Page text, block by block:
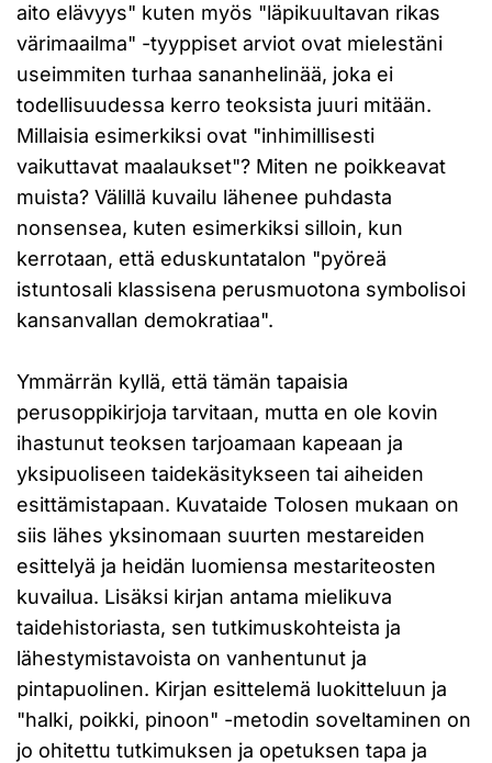
aito elävyys" kuten myös "läpikuultavan rikas
värimaailma" -tyyppiset arviot ovat mielestäni
useimmiten turhaa sananhelinää, joka ei
todellisuudessa kerro teoksista juuri mitään.
Millaisia esimerkiksi ovat "inhimillisesti
vaikuttavat maalaukset"? Miten ne poikkeavat
muista? Välillä kuvailu lähenee puhdasta
nonsensea, kuten esimerkiksi silloin, kun
kerrotaan, että eduskuntatalon "pyöreä
istuntosali klassisena perusmuotona symbolisoi
kansanvallan demokratiaa".
Ymmärrän kyllä, että tämän tapaisia
perusoppikirjoja tarvitaan, mutta en ole kovin
ihastunut teoksen tarjoamaan kapeaan ja
yksipuoliseen taidekäsitykseen tai aiheiden
esittämistapaan. Kuvataide Tolosen mukaan on
siis lähes yksinomaan suurten mestareiden
esittelyä ja heidän luomiensa mestariteosten
kuvailua. Lisäksi kirjan antama mielikuva
taidehistoriasta, sen tutkimuskohteista ja
lähestymistavoista on vanhentunut ja
pintapuolinen. Kirjan esittelemä luokitteluun ja
"halki, poikki, pinoon" -metodin soveltaminen on
jo ohitettu tutkimuksen ja opetuksen tapa ja